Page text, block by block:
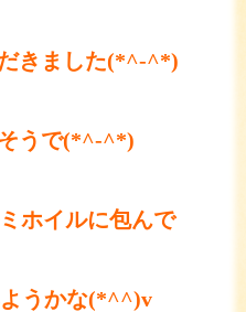
きました(*^-^*)
うで(*^-^*)
ホイルに包んで
うかな(*^^)v